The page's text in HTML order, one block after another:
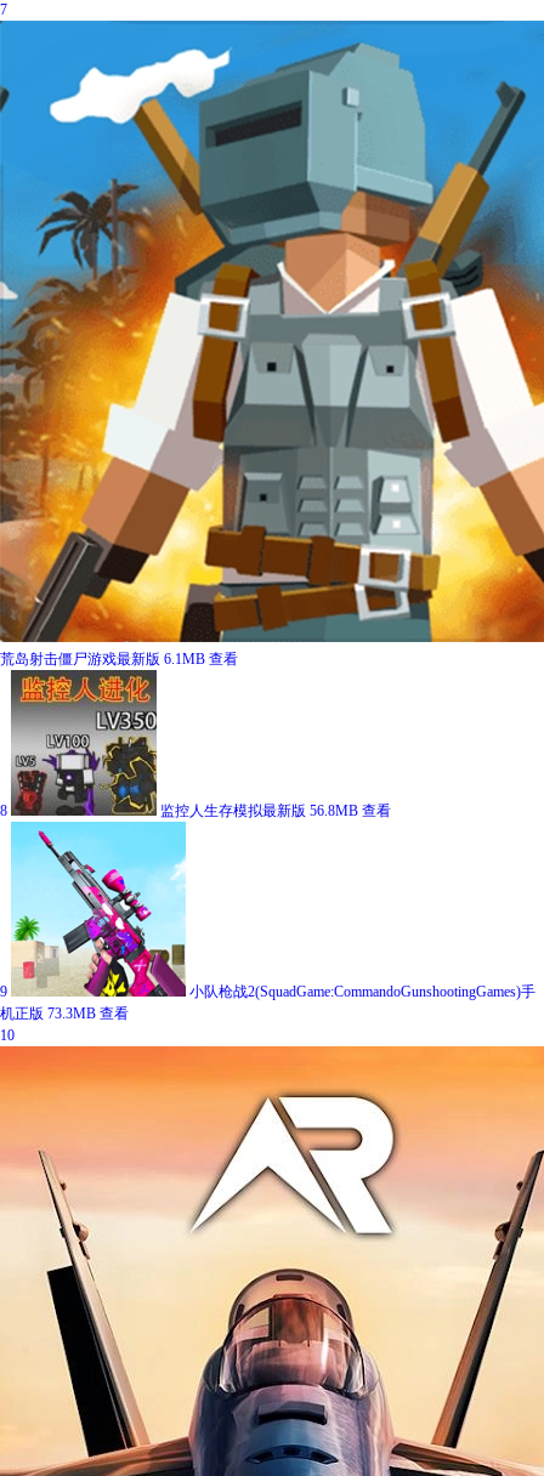
7
荒岛射击僵尸游戏最新版 6.1MB 查看
8 监控人生存模拟最新版 56.8MB 查看
9
小队枪战2(SquadGame:CommandoGunshootingGames)手
机正版 73.3MB 查看
10